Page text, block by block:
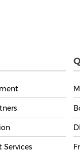
Services